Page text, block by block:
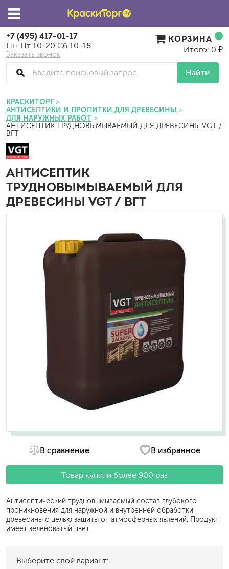
+7 (495) 417-01-17
Пн-Пт 10-20 Сб 10-18
Заказать звонок
Найти
КОРЗИНА
Итого: 0 ₽
КРАСКИТОРГ
АНТИСЕПТИКИ И ПРОПИТКИ ДЛЯ ДРЕВЕСИНЫ
ДЛЯ НАРУЖНЫХ РАБОТ
АНТИСЕПТИК ТРУДНОВЫМЫВАЕМЫЙ ДЛЯ ДРЕВЕСИНЫ VGT /
ВГТ
АНТИСЕПТИК
ТРУДНОВЫМЫВАЕМЫЙ ДЛЯ
ДРЕВЕСИНЫ VGT / ВГТ
В сравнение В избранное
Товар купили более 900 раз
Антисептический трудновымываемый состав глубокого
проникновения для наружной и внутренней обработки
древесины с целью защиты от атмосферных явлений. Продукт
имеет зеленоватый цвет.
Выберите свой вариант: